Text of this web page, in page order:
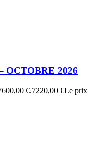
OCTOBRE 2026
€.7220,00 €Le prix